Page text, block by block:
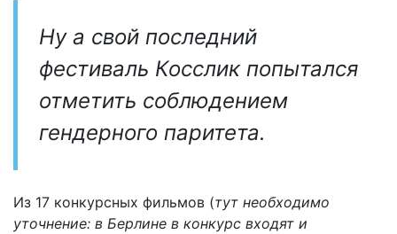
Ну а свой последний
фестиваль Косслик попытался
отметить соблюдением
гендерного паритета.
Из 17 конкурсных фильмов (тут необходимо
уточнение: в Берлине в конкурс входят и